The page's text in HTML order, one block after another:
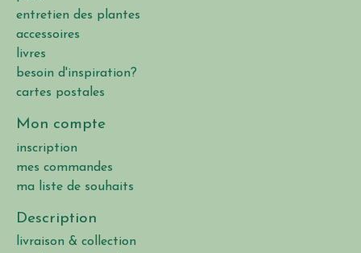
entretien des plantes
accessoires
livres
besoin d'inspiration?
cartes postales
Mon compte
inscription
mes commandes
ma liste de souhaits
Description
livraison & collection